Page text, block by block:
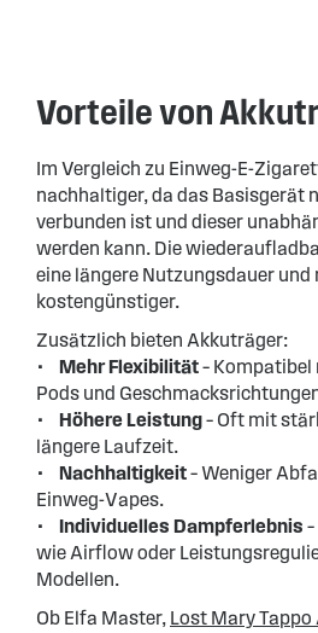
Vorteile von
Im Vergleich zu Einweg-E-
nachhaltiger, da das Basisgerät
verbunden ist und dieser
werden kann. Die
eine längere Nutzungsdauer
kostengünstiger.
Zusätzlich bieten Akkuträger:
• Mehr Flexibilität– Kompatibel
Pods und
• Höhere Leistung– Oft mit
längere Laufzeit.
• Nachhaltigkeit– Weniger
Einweg-Vapes.
• Individuelles Dampferlebnis
wie Airflow oder
Modellen.
Ob Elfa Master, Lost Mary Tappo